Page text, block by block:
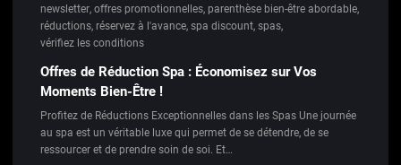
newsletter, offres promotionnelles, parenthèse bien-être abordable,
réductions, réservez à l'avance, spa discount, spas,
vérifiez les conditions
Offres de Réduction Spa : Économisez sur Vos
Moments Bien-Être !
Profitez de Réductions Exceptionnelles dans les Spas Une journée
au spa est un véritable luxe qui permet de se détendre, de se
ressourcer et de prendre soin de soi. Et…